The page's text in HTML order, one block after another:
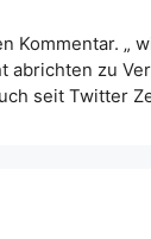
Kommentar. „
abrichten zu
seit Twitter